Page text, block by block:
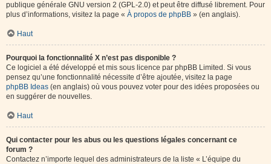
publique générale GNU version 2 (GPL-2.0) et peut être diffusé librement. Pour
plus d’informations, visitez la page « À propos de phpBB » (en anglais).
Haut
Pourquoi la fonctionnalité X n’est pas disponible ?
Ce logiciel a été développé et mis sous licence par phpBB Limited. Si vous
pensez qu’une fonctionnalité nécessite d’être ajoutée, visitez la page
phpBB Ideas (en anglais) où vous pouvez voter pour des idées proposées ou
en suggérer de nouvelles.
Haut
Qui contacter pour les abus ou les questions légales concernant ce
forum ?
Contactez n’importe lequel des administrateurs de la liste « L’équipe du